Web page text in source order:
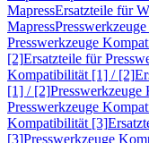
MapressErsatzteile für
Mapress
Presswerkzeuge
[2]Ersatzteile für
Kompatibilität [1] / [2]
[1] / [2]
Presswerkzeuge
Kompatibilität [3]
[3]Presswerkzeuge